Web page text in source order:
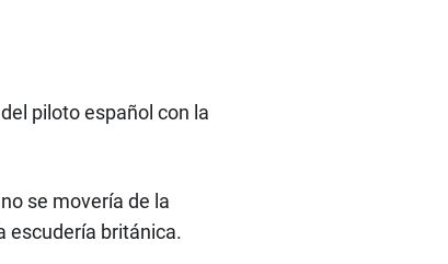
piloto español con la
se movería de la
escudería británica.